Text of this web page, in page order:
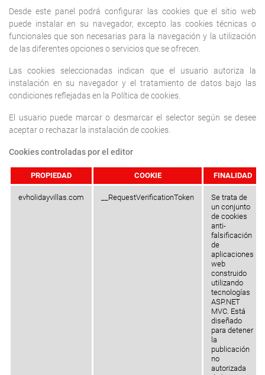
Desde este panel podrá configurar las cookies que el sitio web
puede instalar en su navegador, excepto las cookies técnicas o
funcionales que son necesarias para la navegación y la utilización
de las diferentes opciones o servicios que se ofrecen.
Las cookies seleccionadas indican que el usuario autoriza la
instalación en su navegador y el tratamiento de datos bajo las
condiciones reflejadas en la Política de cookies.
El usuario puede marcar o desmarcar el selector según se desee
aceptar o rechazar la instalación de cookies.
Cookies controladas por el editor
PROPIEDAD COOKIE FINALIDAD
evholidayvillas.com __RequestVerificationToken
Se trata de
un conjunto
de cookies
anti-
falsificación
de
aplicaciones
web
construido
utilizando
tecnologías
ASP.NET
MVC. Está
diseñado
para detener
la
publicación
no
autorizada